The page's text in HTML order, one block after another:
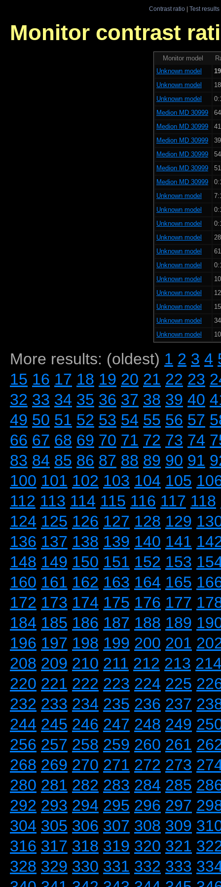
Contrast ratio| Test results
Monitor contrast
Monitor model
Unknown model
Unknown model
Unknown model
Medion MD 30999
Medion MD 30999
Medion MD 30999
Medion MD 30999
Medion MD 30999
Medion MD 30999
Unknown model
Unknown model
Unknown model
Unknown model
Unknown model
Unknown model
Unknown model
Unknown model
Unknown model
Unknown model
Unknown model
More results: (oldest) 1 2 3 4
15 16 17 18 19 20 21 22 23
32 33 34 35 36 37 38 39 40
49 50 51 52 53 54 55 56 57
66 67 68 69 70 71 72 73 74
83 84 85 86 87 88 89 90 91
100 101 102 103 104 105
112 113 114 115 116 117 118
124 125 126 127 128 129
136 137 138 139 140 141
148 149 150 151 152 153
160 161 162 163 164 165
172 173 174 175 176 177
184 185 186 187 188 189
196 197 198 199 200 201
208 209 210 211 212 213
220 221 222 223 224 225
232 233 234 235 236 237
244 245 246 247 248 249
256 257 258 259 260 261
268 269 270 271 272 273
280 281 282 283 284 285
292 293 294 295 296 297
304 305 306 307 308 309
316 317 318 319 320 321
328 329 330 331 332 333